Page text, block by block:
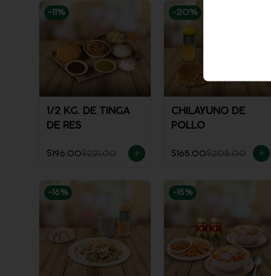
-11 %
1/2 KG. DE TINGA
DE RES
$196.00$221.00
-20%
CHILAYUNO DE
POLLO
$165.00$205.00
-16% -15%